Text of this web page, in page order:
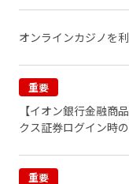
オンラインカジノを
重要
【イオン銀行金融商
クス証券ログイン時
重要